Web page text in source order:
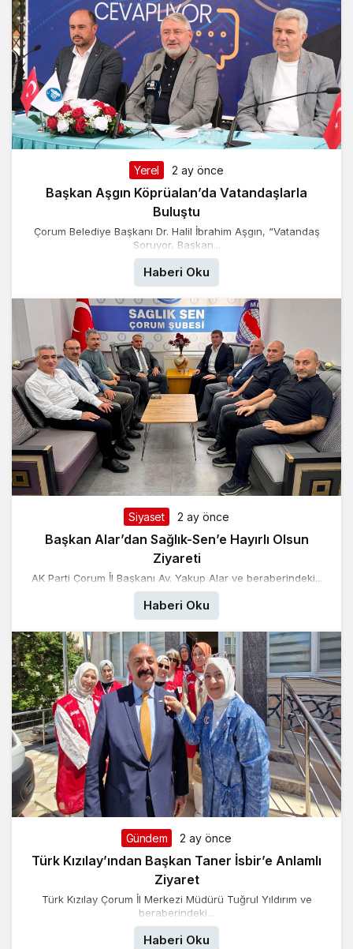
Yerel 2 ay önce
Başkan Aşgın Köprüalan’da Vatandaşlarla
Buluştu
Çorum Belediye Başkanı Dr. Halil İbrahim Aşgın, “Vatandaş
Soruyor, Başkan...
Haberi Oku
Siyaset 2 ay önce
Başkan Alar’dan Sağlık-Sen’e Hayırlı Olsun
Ziyareti
AK Parti Çorum İl Başkanı Av. Yakup Alar ve beraberindeki...
Haberi Oku
Gündem 2 ay önce
Türk Kızılay’ından Başkan Taner İsbir’e Anlamlı
Ziyaret
Türk Kızılay Çorum İl Merkezi Müdürü Tuğrul Yıldırım ve
beraberindeki...
Haberi Oku